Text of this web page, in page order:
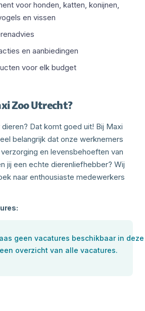
voor honden, katten, konijnen,
en vissen
en aanbiedingen
voor elk budget
Zoo Utrecht?
Dat komt goed uit! Bij Maxi
belangrijk dat onze werknemers
en levensbehoeften van
jij een echte dierenliefhebber? Wij
naar enthousiaste medewerkers
geen vacatures beschikbaar in
overzicht van alle vacatures.